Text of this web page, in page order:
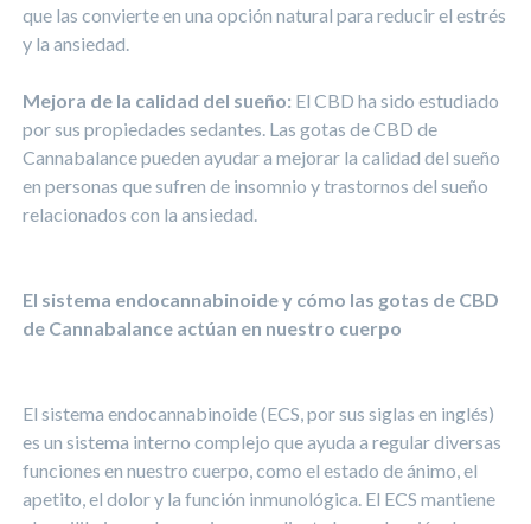
que las convierte en una opción natural para reducir el estrés
y la ansiedad.
Mejora de la calidad del sueño: El CBD ha sido estudiado
por sus propiedades sedantes. Las gotas de CBD de
Cannabalance pueden ayudar a mejorar la calidad del sueño
en personas que sufren de insomnio y trastornos del sueño
relacionados con la ansiedad.
El sistema endocannabinoide y cómo las gotas de CBD
de Cannabalance actúan en nuestro cuerpo
El sistema endocannabinoide (ECS, por sus siglas en inglés)
es un sistema interno complejo que ayuda a regular diversas
funciones en nuestro cuerpo, como el estado de ánimo, el
apetito, el dolor y la función inmunológica. El ECS mantiene